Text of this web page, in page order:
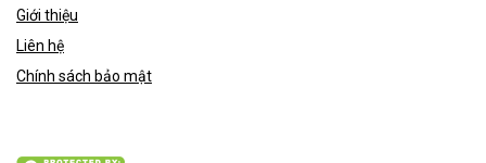
Giới thiệu
Liên hệ
Chính sách bảo mật